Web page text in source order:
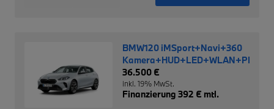
BMW120 iMSport+Navi+360
36.500 €
inkl. 19% MwSt.
Finanzierung 392 € mtl.